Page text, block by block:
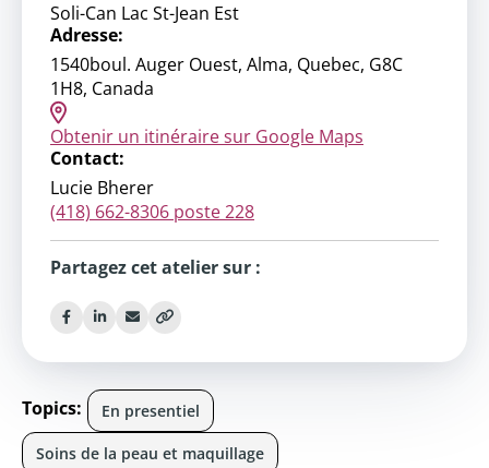
Soli-Can Lac St-Jean Est
Adresse:
1540boul. Auger Ouest, Alma, Quebec, G8C
1H8, Canada
Obtenir un itinéraire sur Google Maps
Contact:
Lucie Bherer
(418) 662-8306 poste 228
Partagez cet atelier sur :
Topics: En presentiel
Soins de la peau et maquillage